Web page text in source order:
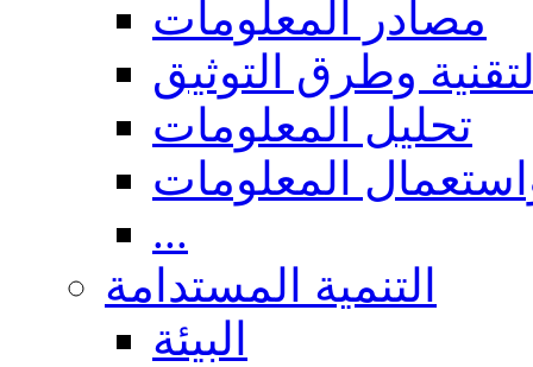
مصادر المعلومات
وطرق التوثيق
تحليل المعلومات
المعلومات
...
التنمية المستدامة
البيئة